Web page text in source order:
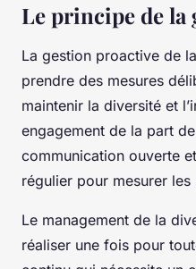
Le principe de la
La gestion proactive de
prendre des mesures
maintenir la diversité et
engagement de la part
communication ouverte
régulier pour mesurer les
Le management de la
réaliser une fois pour